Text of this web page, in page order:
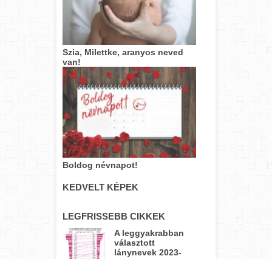
Szia, Milettke, aranyos neved
van!
Boldog névnapot!
KEDVELT KÉPEK
LEGFRISSEBB CIKKEK
A leggyakrabban
választott
lánynevek 2023-